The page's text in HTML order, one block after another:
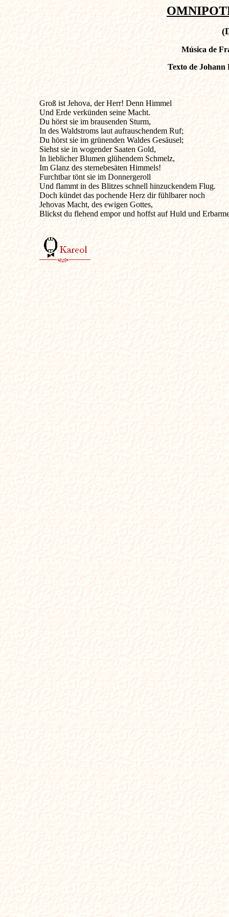
Música de
Texto de Johann
Groß ist Jehova, der Herr! Denn
Und Erde verkünden seine Macht.
Du hörst sie im brausenden Sturm,
In des Waldstroms laut aufrauschendem Ruf;
Du hörst sie im grünenden Waldes Gesäusel;
Siehst sie in wogender Saaten Gold,
In lieblicher Blumen glühendem Schmelz,
Im Glanz des sternebesäten Himmels!
Furchtbar tönt sie im Donnergeroll
Und flammt in des Blitzes schnell hinzuckendem Flug.
Doch kündet das pochende Herz dir fühlbarer noch
Jehovas Macht, des ewigen Gottes,
Blickst du flehend empor und hoffst auf Huld und